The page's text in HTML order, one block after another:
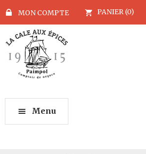
MON COMPTE PANIER (0)
Menu